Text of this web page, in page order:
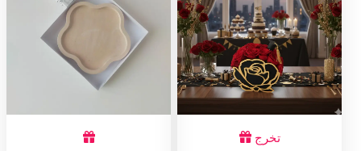
تخرج